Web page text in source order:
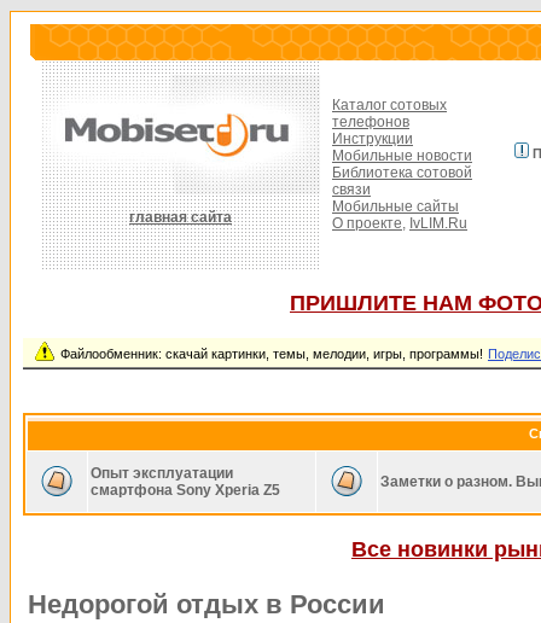
главная сайта
Каталог сотовых
телефонов
Инструкции
Мобильные новости
Библиотека сотовой
связи
Мобильные сайты
О проекте, IvLIM.Ru
ПРИШЛИТЕ НАМ
Файлообменник: скачай картинки, темы, мелодии, игры, программы!
Опыт эксплуатации
смартфона Sony Xperia Z5
Заметки о разном.
Все новинки
Недорогой отдых в России